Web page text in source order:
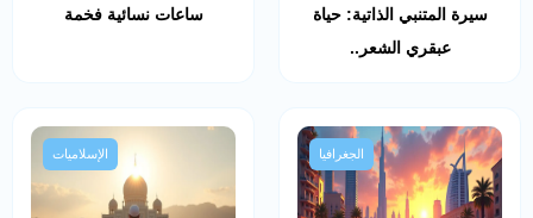
سيرة المتنبي الذاتية: حياة
عبقري الشعر..
ساعات نسائية فخمة
الجغرافيا الإسلاميات